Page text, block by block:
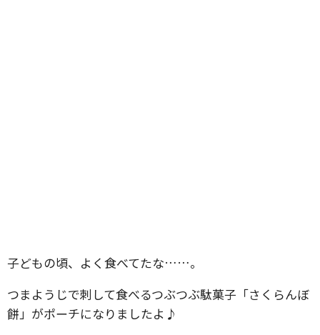
子どもの頃、よく食べてたな……。
つまようじで刺して食べるつぶつぶ駄菓子「さくらんぼ
餅」がポーチになりましたよ♪